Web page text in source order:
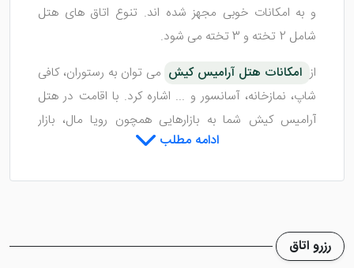
و به امکانات خوبی مجهز شده اند. تنوع اتاق های هتل
شامل 2 تخته و 3 تخته می شود.
از امکانات هتل آرامیس کیش می توان به رستوران، کافی
شاپ، نمازخانه، آسانسور و ... اشاره کرد. با اقامت در هتل
آرامیس کیش شما به بازارهایی همچون رویا مال، بازار
پردیس 1 و بازار پردیس 2 و مرکز خرید تجاری کیشادامه مطلب
رزرو اتاق